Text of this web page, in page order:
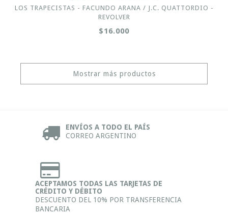
LOS TRAPECISTAS - FACUNDO ARANA / J.C. QUATTORDIO -
REVOLVER
$16.000
Mostrar más productos
ENVÍOS A TODO EL PAÍS
CORREO ARGENTINO
ACEPTAMOS TODAS LAS TARJETAS DE
CRÉDITO Y DÉBITO
DESCUENTO DEL 10% POR TRANSFERENCIA
BANCARIA